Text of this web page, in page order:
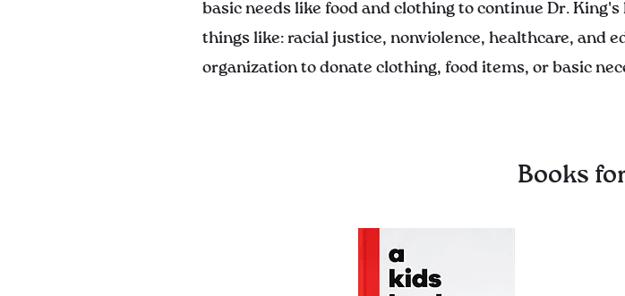
basic needs like food and clothing to continue Dr.
things like: racial justice, nonviolence, healthcare, and
organization to donate clothing, food items, or basic
Books